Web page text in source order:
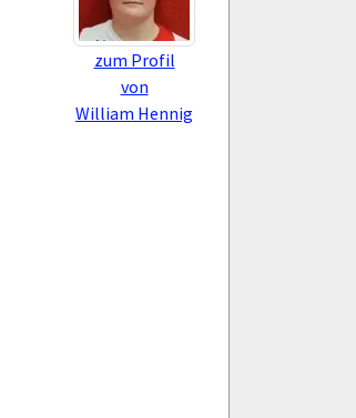
zum Profil
von
William Hennig